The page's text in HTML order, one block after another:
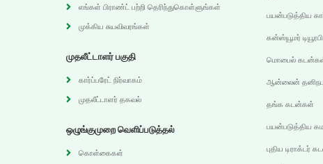
எங்கள் பிராண்ட் பற்றி தெரிந்துகொள்ளுங்கள்
முக்கிய சுயவிவரங்கள்
முதலீட்டாளர் பகுதி
கார்ப்பரேட் நிர்வாகம்
முதலீட்டாளர் தகவல்
ஒழுங்குமுறை வெளிப்படுத்தல்
கொள்கைகள்
பயன்படுத்திய
கன்ஸ்யூமர்
மொபைல்
ஆன்லைன்
தங்க கடன்கள்
பயன்படுத்திய
புதிய டிராக்டர்